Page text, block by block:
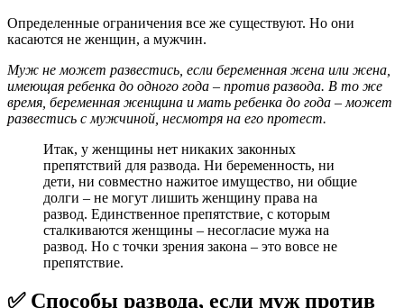
Определенные ограничения все же существуют. Но они
касаются не женщин, а мужчин.
Муж не может развестись, если беременная жена или жена,
имеющая ребенка до одного года – против развода. В то же
время, беременная женщина и мать ребенка до года – может
развестись с мужчиной, несмотря на его протест.
Итак, у женщины нет никаких законных
препятствий для развода. Ни беременность, ни
дети, ни совместно нажитое имущество, ни общие
долги – не могут лишить женщину права на
развод. Единственное препятствие, с которым
сталкиваются женщины – несогласие мужа на
развод. Но с точки зрения закона – это вовсе не
препятствие.
✅ Способы развода, если муж против